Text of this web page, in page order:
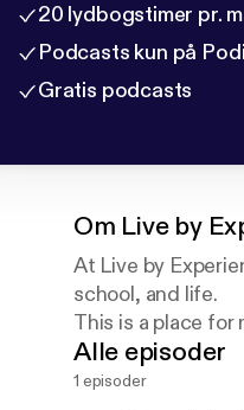
20 lydbogstimer pr.
Podcasts kun på
Gratis podcasts
Om Live by
At Live by
school, and life.
This is a place
experiences as well!
Alle episoder
1 episoder